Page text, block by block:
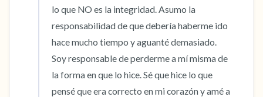
lo que NO es la integridad. Asumo la
responsabilidad de que debería haberme ido
hace mucho tiempo y aguanté demasiado.
Soy responsable de perderme a mí misma de
la forma en que lo hice. Sé que hice lo que
pensé que era correcto en mi corazón y amé a